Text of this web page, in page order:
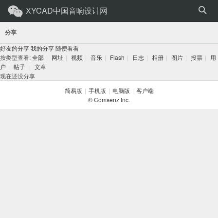
XYCAD中国音响设计网
分享
好友的分享我的分享随便看看
按类型查看:全部 | 网址 | 视频 | 音乐 | Flash | 日志 | 相册 | 图片 | 投票 | 用
户 | 帖子 | 文章
现在还没分享
简易版 | 手机版 | 电脑版 | 客户端
© Comsenz Inc.